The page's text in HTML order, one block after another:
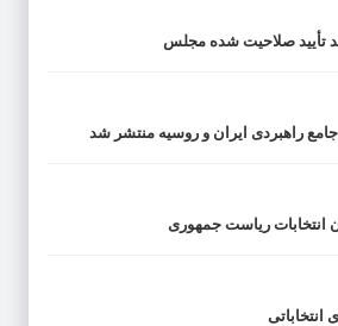
تأیید صلاحیت شده مجلس
راهبردی ایران و روسیه منتشر شد
انتخابات ریاست جمهوری